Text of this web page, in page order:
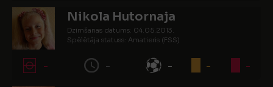
Nikola Hutornaja
Dzimšanas datums: 04.05.2013.
Spēlētāja statuss: Amatieris (FSS)
- - - - -